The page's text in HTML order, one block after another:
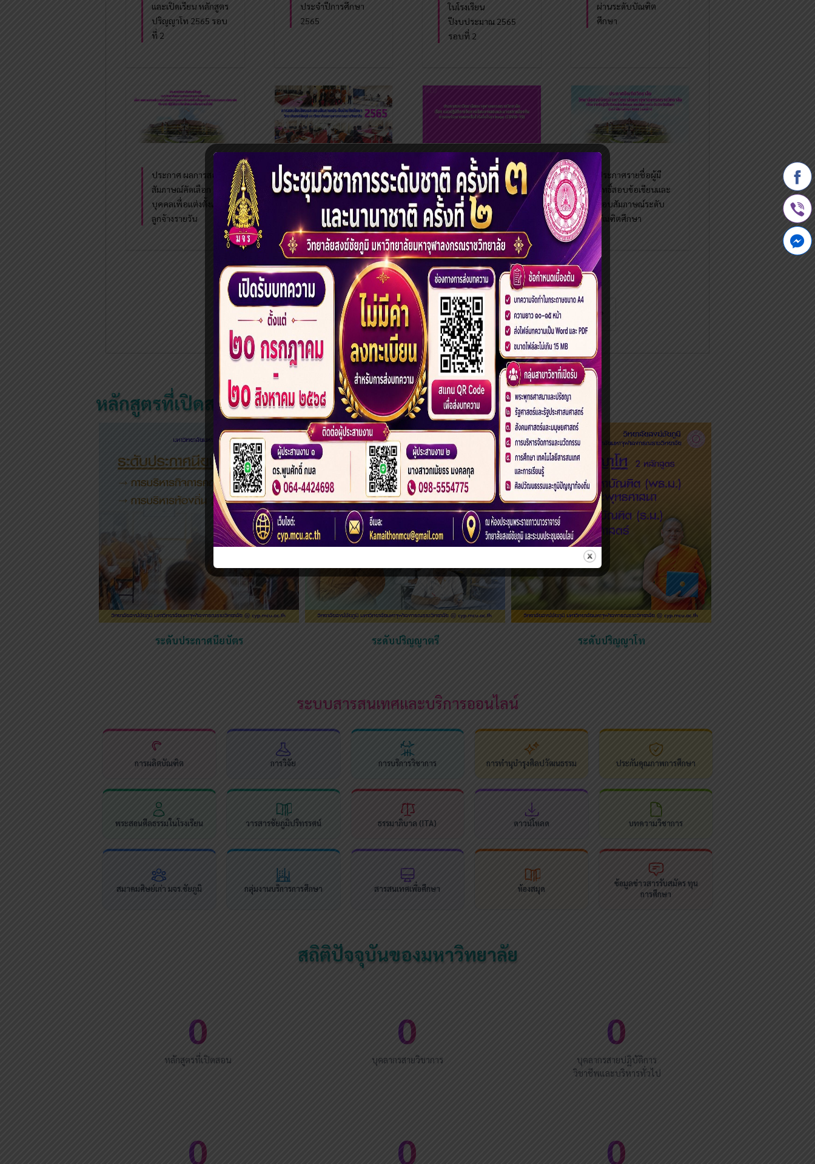
และเปิดเรียน หลักสูตร
ปริญญาโท 2565 รอบ
ที่ 2
ประจำปีการศึกษา
2565
ในโรงเรียน
ปีงบประมาณ 2565
รอบที่ 2
ผ่านระดับบัณฑิต
ศึกษา
ประกาศ ผลการสอบ
สัมภาษณ์คัดเลือก
บุคคลเพื่อแต่งตั้งเป็น
ลูกจ้างรายวัน
การสอบข้อเขียนและ
สอบสัมภาษณ์เข้า
ศึกษาต่อระดับ
ปริญญาโท รอบที่ 1
แนวปฏิบัติการจัดการ
เรียนการสอน
ประกาศรายชื่อผู้มี
สิทธิ์สอบข้อเขียนและ
สอบสัมภาษณ์ระดับ
บัณฑิตศึกษา
‹ 16 17 18 19 20 21 22 »
หลักสูตรที่เปิดสอน
ระดับประกาศนียบัตร ระดับปริญญาตรี ระดับปริญญาโท
ระบบสารสนเทศและบริการออนไลน์
การผลิตบัณฑิต การวิจัย การบริการวิชาการ การทำนุบำรุงศิลปวัฒนธรรม ประกันคุณภาพการศึกษา
พระสอนศีลธรรมในโรงเรียน วารสารชัยภูมิปริทรรศน์ ธรรมาภิบาล (ITA) ดาวน์โหลด บทความวิชาการ
สมาคมศิษย์เก่า มจร.ชัยภูมิ กลุ่มงานบริการการศึกษา สารสนเทศเพื่อศึกษา ห้องสมุด
ข้อมูลข่าวสารรับสมัคร ทุน
การศึกษา
สถิติปัจจุบันของมหาวิทยาลัย
0
หลักสูตรที่เปิดสอน
0
บุคลากรสายวิชาการ
0
บุคลากรสายปฏิบัติการ
วิชาชีพและบริหารทั่วไป
0 0 0